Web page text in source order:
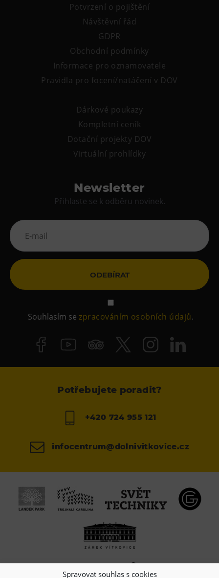
Spravovat souhlas s cookies
Potvrzení o pojištění
Návštěvní řád
GDPR
Obchodní podmínky
Informace pro oznamovatele
Pravidla pro focení/natáčení v DOV
Dárkové poukazy
Kompletní ceník
Dotační projekty DOV
Virtuální prohlídky
Newsletter
Přihlaste se k odběru novinek.
ODEBÍRAT
Souhlasím sezpracováním osobních údajů.
Potřebujete poradit?
+420 724 955 121
infocentrum@dolnivitkovice.cz